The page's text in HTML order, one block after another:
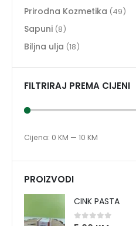
Prirodna Kozmetika (49)
Sapuni (8)
Biljna ulja (18)
FILTRIRAJ PREMA CIJENI
Cijena: 0 KM — 10 KM
PROIZVODI
CINK PASTA